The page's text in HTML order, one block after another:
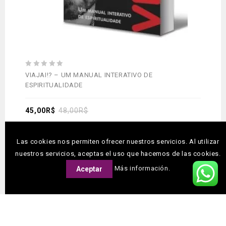
0
VIAJAI!? – UM MANUAL INTERATIVO DE
ESPIRITUALIDADE
48,00R$
45,00 R$
Siga-nos
Las cookies nos permiten ofrecer nuestros servicios. Al utilizar
nuestros servicios, aceptas el uso que hacemos de las cookies.
Aceptar Más información.